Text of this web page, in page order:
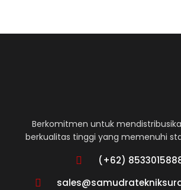
Berkomitmen untuk
berkualitas tinggi yang memenuhi
(+62)